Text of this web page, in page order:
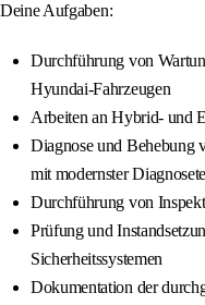
Deine Aufgaben:
Durchführung von
Hyundai-Fahrzeugen
Arbeiten an Hybrid- und
Diagnose und Behebung
mit modernster
Durchführung von
Prüfung und
Sicherheitssystemen
Dokumentation der